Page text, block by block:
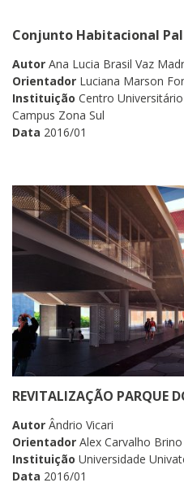
Conjunto Habitacional
Autor Ana Lucia Brasil Vaz
Orientador Luciana Marson
Instituição Centro
Campus Zona Sul
Data 2016/01
REVITALIZAÇÃO PARQUE
Autor Ândrio Vicari
Orientador Alex Carvalho Brino
Instituição Universidade
Data 2016/01